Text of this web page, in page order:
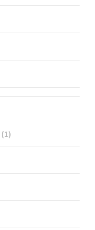
(1)